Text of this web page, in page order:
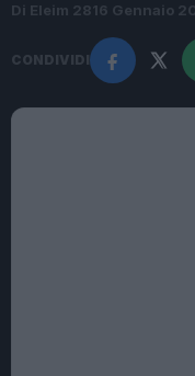
Di Eleim 28 16 Gennaio
CONDIVIDI